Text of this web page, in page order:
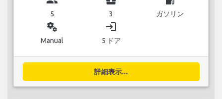
5 3 ガソリン
miscellaneous_services
Manual
login
5 ドア
詳細表示...